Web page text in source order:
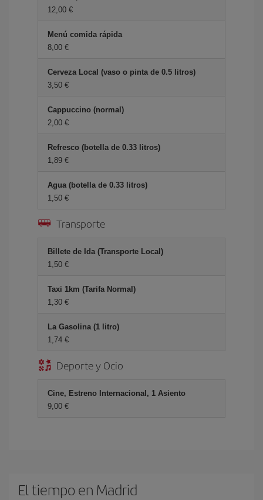
12,00 €
Menú comida rápida
8,00 €
Cerveza Local (vaso o pinta de 0.5 litros)
3,50 €
Cappuccino (normal)
2,00 €
Refresco (botella de 0.33 litros)
1,89 €
Agua (botella de 0.33 litros)
1,50 €
Transporte
Billete de Ida (Transporte Local)
1,50 €
Taxi 1km (Tarifa Normal)
1,30 €
La Gasolina (1 litro)
1,74 €
Deporte y Ocio
Cine, Estreno Internacional, 1 Asiento
9,00 €
El tiempo en Madrid